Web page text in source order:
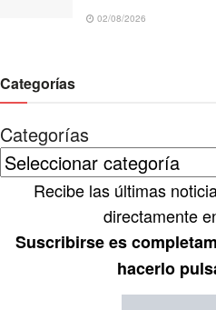
02/08/2026
Categorías
Categorías
Recibe las últimas
directamente
Suscribirse es
hacerlo